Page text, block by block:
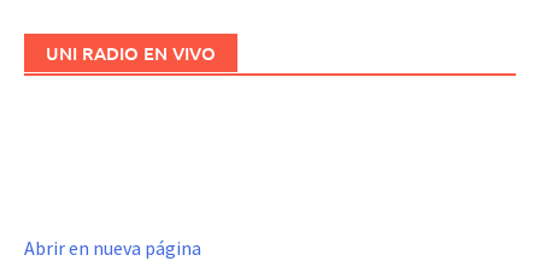
UNI RADIO EN VIVO
Abrir en nueva página